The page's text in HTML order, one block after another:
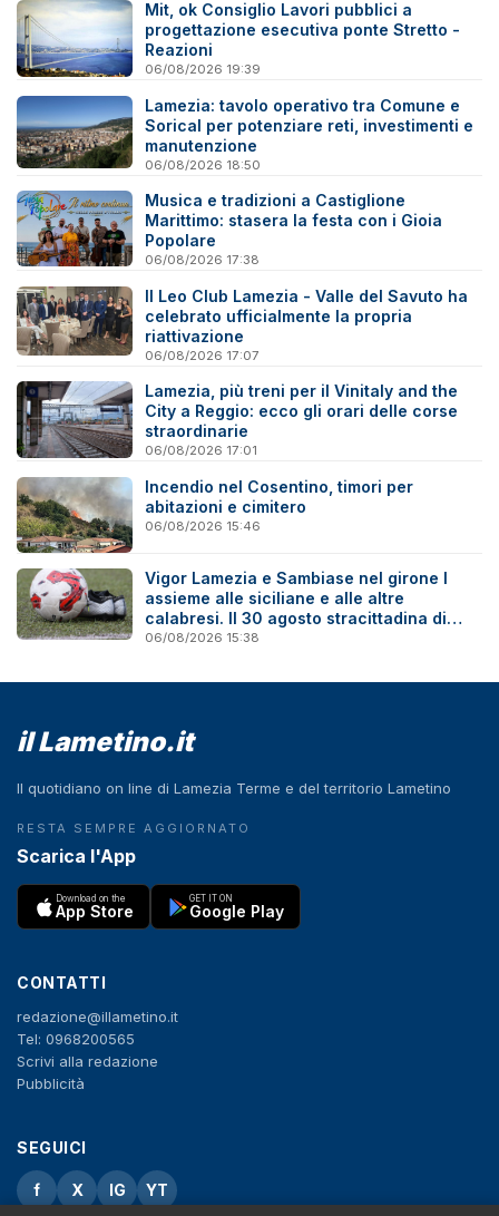
Mit, ok Consiglio Lavori pubblici a
progettazione esecutiva ponte Stretto -
Reazioni
06/08/2026 19:39
Lamezia: tavolo operativo tra Comune e
Sorical per potenziare reti, investimenti e
manutenzione
06/08/2026 18:50
Musica e tradizioni a Castiglione
Marittimo: stasera la festa con i Gioia
Popolare
06/08/2026 17:38
Il Leo Club Lamezia - Valle del Savuto ha
celebrato ufficialmente la propria
riattivazione
06/08/2026 17:07
Lamezia, più treni per il Vinitaly and the
City a Reggio: ecco gli orari delle corse
straordinarie
06/08/2026 17:01
Incendio nel Cosentino, timori per
abitazioni e cimitero
06/08/2026 15:46
Vigor Lamezia e Sambiase nel girone I
assieme alle siciliane e alle altre
calabresi. Il 30 agosto stracittadina di
Coppa Italia
06/08/2026 15:38
il Lametino.it
Il quotidiano on line di Lamezia Terme e del territorio Lametino
RESTA SEMPRE AGGIORNATO
Scarica l'App
Download on the
App Store
GET IT ON
Google Play
CONTATTI
redazione@illametino.it
Tel: 0968200565
Scrivi alla redazione
Pubblicità
SEGUICI
f X IG YT